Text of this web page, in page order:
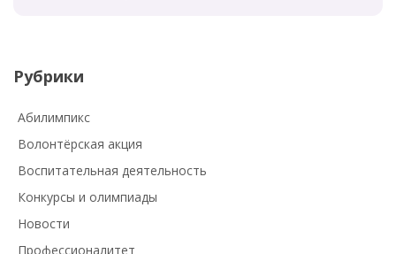
Рубрики
Абилимпикс
Волонтёрская акция
Воспитательная деятельность
Конкурсы и олимпиады
Новости
Профессионалитет